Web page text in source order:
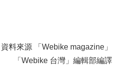
資料來源 「Webike magazine」
「Webike 台灣」編輯部編譯